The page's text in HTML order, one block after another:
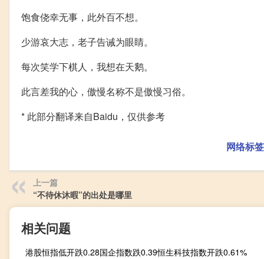
饱食侥幸无事，此外百不想。
少游哀大志，老子告诫为眼睛。
每次笑学下棋人，我想在天鹅。
此言差我的心，傲慢名称不是傲慢习俗。
* 此部分翻译来自Baidu，仅供参考
网络标
上一篇
“不待休沐暇”的出处是哪里
相关问题
港股恒指低开跌0.28国企指数跌0.39恒生科技指数开跌0.61%